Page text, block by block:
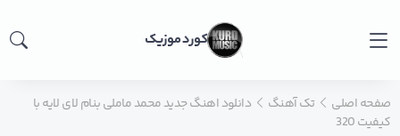
کورد موزیک
صفحه اصلی تک آهنگ
دانلود اهنگ جدید محمد ماملی بنام لای لایه با
کیفیت 320